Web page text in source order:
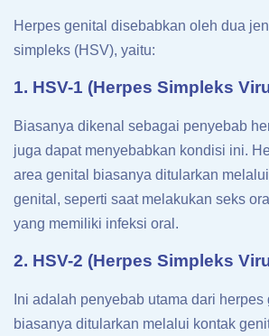
Herpes genital disebabkan oleh dua
simpleks (HSV), yaitu:
1. HSV-1 (Herpes Simpleks
Biasanya dikenal sebagai penyebab
juga dapat menyebabkan kondisi ini.
area genital biasanya ditularkan
genital, seperti saat melakukan seks
yang memiliki infeksi oral.
2. HSV-2 (Herpes Simpleks
Ini adalah penyebab utama dari herpes
biasanya ditularkan melalui kontak